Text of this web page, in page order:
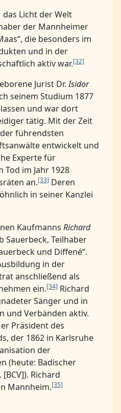
das Licht der Welt
der Mannheimer
die besonders im
und in der
aktiv war.[32]
Jurist Dr.Isidor
seinem Studium 1877
und war dort
tätig. Mit der Zeit
führendsten
entwickelt und
Experte für
Tod im Jahr 1928
an.[33] Deren
in seiner Kanzlei
Kaufmanns Richard
Sauerbeck, Teilhaber
und Diffené“.
in der
anschließend als
ein.[34] Richard
Sänger und in
und Verbänden aktiv.
Präsident des
der 1862 in Karlsruhe
der
(heute: Badischer
Richard
Mannheim.[35]